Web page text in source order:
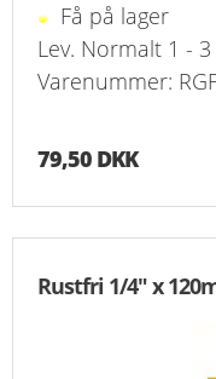
Få på lager
Lev. Normalt 1 -
Varenummer:
79,50 DKK
Rustfri 1/4" x